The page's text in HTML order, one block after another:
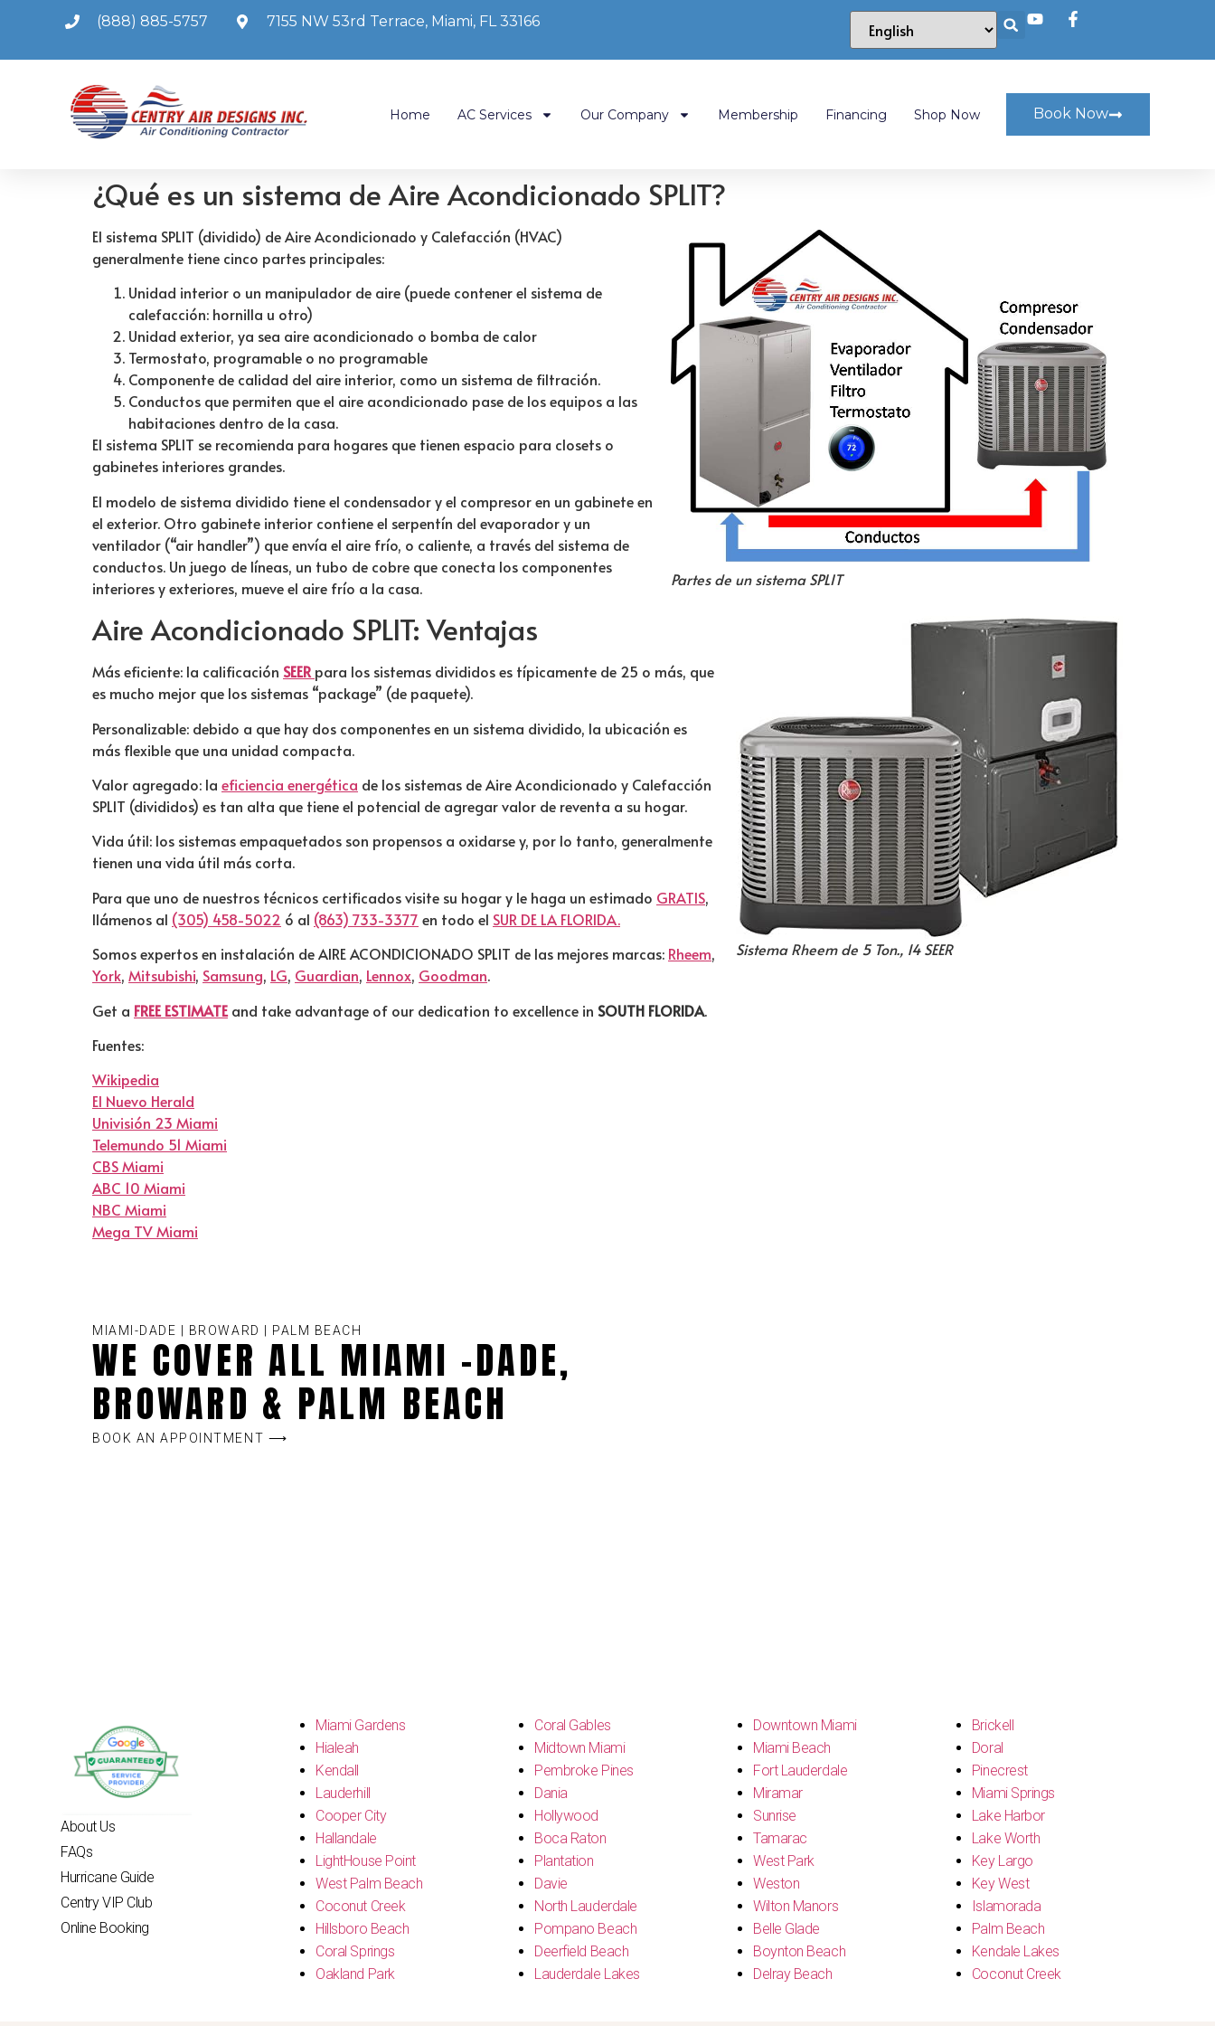
(888) 885-5757 7155 NW 53rd Terrace, Miami, FL 33166
Home AC Services Our Company Membership Financing Shop Now Book Now
¿Qué es un sistema de Aire Acondicionado SPLIT?
Partes de un sistema SPLIT
El sistema SPLIT (dividido) de Aire Acondicionado y Calefacción (HVAC)
generalmente tiene cinco partes principales:
Unidad interior o un manipulador de aire (puede contener el sistema de
calefacción: hornilla u otro)
Unidad exterior, ya sea aire acondicionado o bomba de calor
Termostato, programable o no programable
Componente de calidad del aire interior, como un sistema de filtración.
Conductos que permiten que el aire acondicionado pase de los equipos a las
habitaciones dentro de la casa.
El sistema SPLIT se recomienda para hogares que tienen espacio para closets o
gabinetes interiores grandes.
El modelo de sistema dividido tiene el condensador y el compresor en un gabinete en
el exterior. Otro gabinete interior contiene el serpentín del evaporador y un
ventilador (“air handler”) que envía el aire frío, o caliente, a través del sistema de
conductos. Un juego de líneas, un tubo de cobre que conecta los componentes
interiores y exteriores, mueve el aire frío a la casa.
Sistema Rheem de 5 Ton., 14 SEER
Aire Acondicionado SPLIT:Ventajas
Más eficiente: la calificación SEER para los sistemas divididos es típicamente de 25 o más, que
es mucho mejor que los sistemas “package” (de paquete).
Personalizable: debido a que hay dos componentes en un sistema dividido, la ubicación es
más flexible que una unidad compacta.
Valor agregado: la eficiencia energética de los sistemas de Aire Acondicionado y Calefacción
SPLIT (divididos) es tan alta que tiene el potencial de agregar valor de reventa a su hogar.
Vida útil: los sistemas empaquetados son propensos a oxidarse y, por lo tanto, generalmente
tienen una vida útil más corta.
Para que uno de nuestros técnicos certificados visite su hogar y le haga un estimado GRATIS,
llámenos al (305) 458-5022 ó al (863) 733-3377 en todo el SUR DE LA FLORIDA.
Somos expertos en instalación de AIRE ACONDICIONADO SPLIT de las mejores marcas: Rheem,
York, Mitsubishi, Samsung, LG, Guardian, Lennox, Goodman.
Get a FREE ESTIMATEand take advantage of our dedication to excellence in SOUTH FLORIDA.
Fuentes:
Wikipedia
El Nuevo Herald
Univisión 23 Miami
Telemundo 51 Miami
CBS Miami
ABC 10 Miami
NBC Miami
Mega TV Miami
MIAMI-DADE | BROWARD | PALM BEACH
WE COVER ALL MIAMI -DADE,
BROWARD & PALM BEACH
BOOK AN APPOINTMENT ⟶
About Us
FAQs
Hurricane Guide
Centry VIP Club
Online Booking
Miami Gardens
Hialeah
Kendall
Lauderhill
Cooper City
Hallandale
LightHouse Point
West Palm Beach
Coconut Creek
Hillsboro Beach
Coral Springs
Oakland Park
Coral Gables
Midtown Miami
Pembroke Pines
Dania
Hollywood
Boca Raton
Plantation
Davie
North Lauderdale
Pompano Beach
Deerfield Beach
Lauderdale Lakes
Downtown Miami
Miami Beach
Fort Lauderdale
Miramar
Sunrise
Tamarac
West Park
Weston
Wilton Manors
Belle Glade
Boynton Beach
Delray Beach
Brickell
Doral
Pinecrest
Miami Springs
Lake Harbor
Lake Worth
Key Largo
Key West
Islamorada
Palm Beach
Kendale Lakes
Coconut Creek